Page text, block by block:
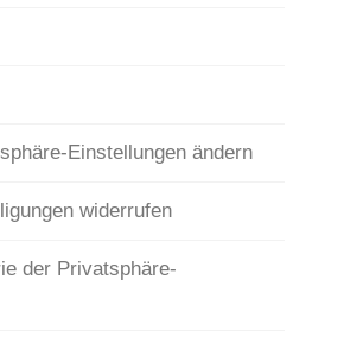
Einstellungen ändern
widerrufen
der Privatsphäre-